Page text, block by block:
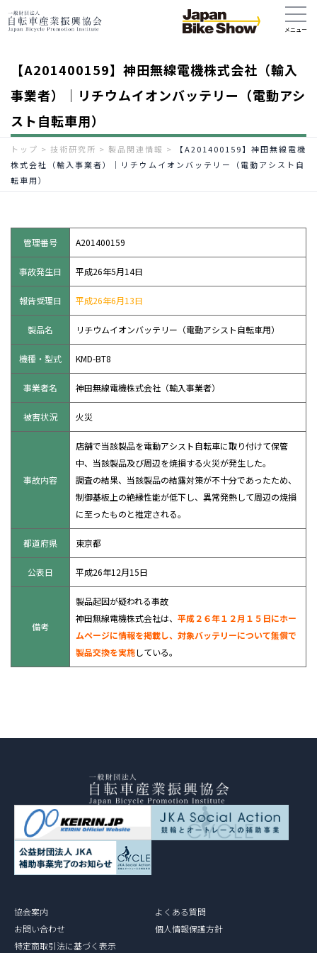
【A201400159】神田無線電機株式会社（輸入
事業者）｜リチウムイオンバッテリー（電動アシ
スト自転車用）
トップ > 技術研究所 > 製品関連情報 >
【A201400159】神田無線電機
株式会社（輸入事業者）｜リチウムイオンバッテリー（電動アシスト自
転車用）
管理番号 A201400159
事故発生日 平成26年5月14日
報告受理日 平成26年6月13日
製品名 リチウムイオンバッテリー（電動アシスト自転車用）
機種・型式 KMD-BT8
事業者名 神田無線電機株式会社（輸入事業者）
被害状況 火災
事故内容
店舗で当該製品を電動アシスト自転車に取り付けて保管
中、当該製品及び周辺を焼損する火災が発生した。
調査の結果、当該製品の結露対策が不十分であったため、
制御基板上の絶縁性能が低下し、異常発熱して周辺の焼損
に至ったものと推定される。
都道府県 東京都
公表日 平成26年12月15日
備考
製品起因が疑われる事故
神田無線電機株式会社は、平成２６年１２月１５日にホー
ムページに情報を掲載し、対象バッテリーについて無償で
製品交換を実施している。
協会案内
よくある質問
お問い合わせ
個人情報保護方針
特定商取引法に基づく表示